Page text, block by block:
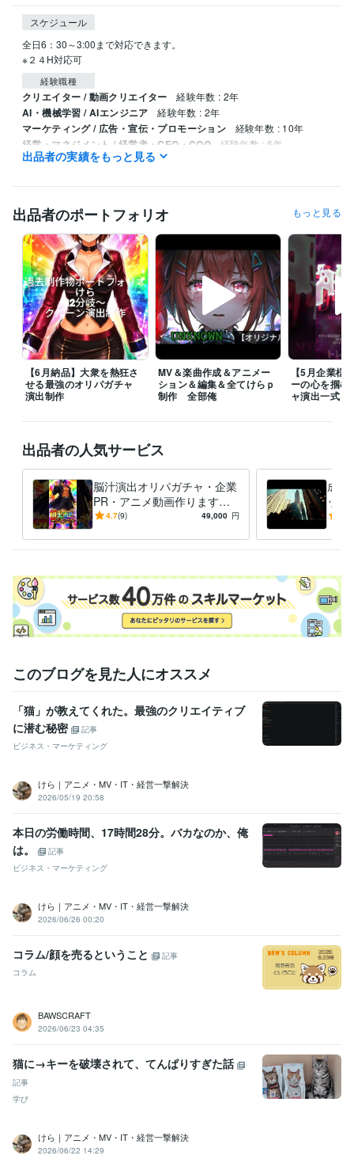
スケジュール
全日6：30～3:00まで対応できます。
※２４H対応可
経験職種
クリエイター / 動画クリエイター 経験年数 : 2年
AI・機械学習 / AIエンジニア 経験年数 : 2年
マーケティング / 広告・宣伝・プロモーション 経験年数 : 10年
経営・マネジメント / 経営者・CEO・COO 経験年数 : 6年
人事 / 制度企画・組織開発 経験年数 : 4年
受賞歴
（2か月目～） ココナラプラチナランク（3か月目～）
ココナラプラ
チナランク（4か月目～） ココナラプラチナランク（5 か月目～）
ココナラプラチナランク（６か月目～） プロクラウドワーカー認定
プログラミング言語・フレームワーク
Google Apps Script:5年HTML:4年Java:3年 JavaScript:3年 Python:5年
VBA:3年Next.js:1年 Node.js:1年Nuxt.js:2年Linux:5年shell:5年
Docker:3年Ubuntu:4年PostgreSQL:2年Git:5年GitLab:3年GitHub:4年
TypeScript:4年Windows Server:1年MySQL:1年
ビジネス・クリエイティブツール
OBS Studio:1年BASE:4年 Shopify:2年Google スプレッドシート:4年
Google ドキュメント:3年
Numbers:1年Pages:1年
CapCut:3年
Live2D:1年Excel:12年Google Analytics:10年Adobe Firefly:2年
STUDIO:2年iZotope RX:2年Melodyne:2年
得意分野
IT相談・システム開発 GAS×スプシ×WebApp　制作
エージェント
構築GAS,N8N,Dify
アプリ構築 企業店舗様向け完全オーダメイドツ
ール設計 専門用語なし　丸投げオーダメイド 業務設計図作成
自動化 プログラミング 開発 運用
セキュリティ
形骸化しないモノづく
GAS 業務DX
き残る皆に愛されるお店の作り方！
素材なしでもOK、高純度な企業
PR動画
歌ってみたMIX【直近納品実績7件】 フルアニメーションM
V,PV作成
オリパガチャ、ガチャ演出設計～映像制作
経営戦略 ビジネス コーチング 事業再生
語学力
英語 ビジネスレベル
出品者の実績をもっと見る
出品者のポートフォリオ もっと見る
【6月納品】大衆を熱狂さ
せる最強のオリパガチャ
演出制作
MV＆楽曲作成＆アニメー
ション＆編集＆全てけらｐ
制作 全部俺
【5月企業様
ーの心を掴む
ャ演出一式
出品者の人気サービス
脳汁演出オリパガチャ・企業
PR・アニメ動画作ります
【納品実績多数】企業・店舗
で制作
4.7(9) 49,000 円
成約
ック
【法
制作
このブログを見た人にオススメ
「猫」が教えてくれた。最強のクリエイティブ
に潜む秘密
記事
ビジネス・マーケティング
けら｜アニメ・MV・IT・経営一撃解決
2026/05/19 20:58
本日の労働時間、17時間28分。バカなのか、俺
は。
記事
ビジネス・マーケティング
けら｜アニメ・MV・IT・経営一撃解決
2026/06/26 00:20
コラム/顔を売るということ
記事
コラム
BAWSCRAFT
2026/06/23 04:35
猫に→キーを破壊されて、てんぱりすぎた話
記事
学び
けら｜アニメ・MV・IT・経営一撃解決
2026/06/22 14:29